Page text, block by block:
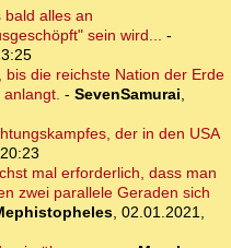
bald alles an
sein wird... -
die reichste Nation der Erde
- SevenSamurai,
der in den USA
mal erforderlich, dass man
zwei parallele Geraden sich
, 02.01.2021,